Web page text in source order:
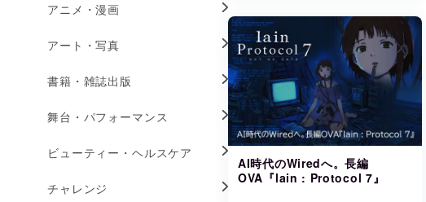
アニメ・漫画
アート・写真
書籍・雑誌出版
舞台・パフォーマンス
ビューティー・ヘルスケア
チャレンジ
AI時代のWiredへ。長編
OVA『lain : Protocol 7』